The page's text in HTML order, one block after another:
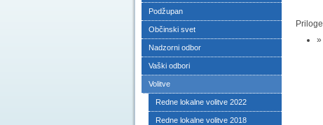
Podžupan
Občinski svet
Nadzorni odbor
Vaški odbori
Volitve
Redne lokalne volitve 2022
Redne lokalne volitve 2018
»